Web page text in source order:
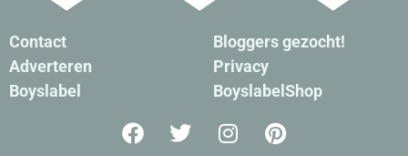
Contact
Adverteren
Boyslabel
Bloggers gezocht!
Privacy
BoyslabelShop